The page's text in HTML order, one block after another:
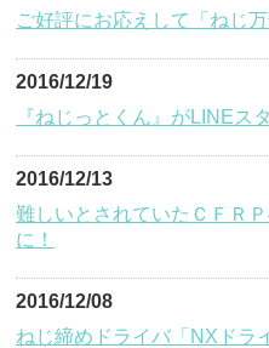
ご好評にお応えして「ねじ
2016/12/19
『ねじっとくん』がLINEス
2016/12/13
難しいとされていたＣＦＲ
に！
2016/12/08
ねじ締めドライバ「NXドラ